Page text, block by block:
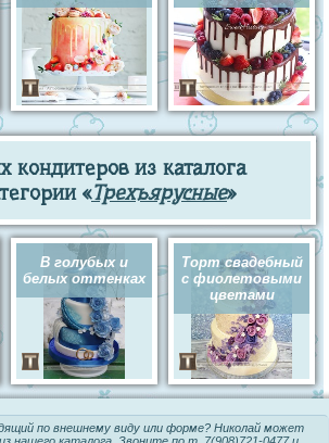
кондитеров из каталога
«Трехъярусные»
В голубых и
белых оттенках
Торт свадебный
с фиолетовыми
цветами
по внешнему виду или форме? Николай может